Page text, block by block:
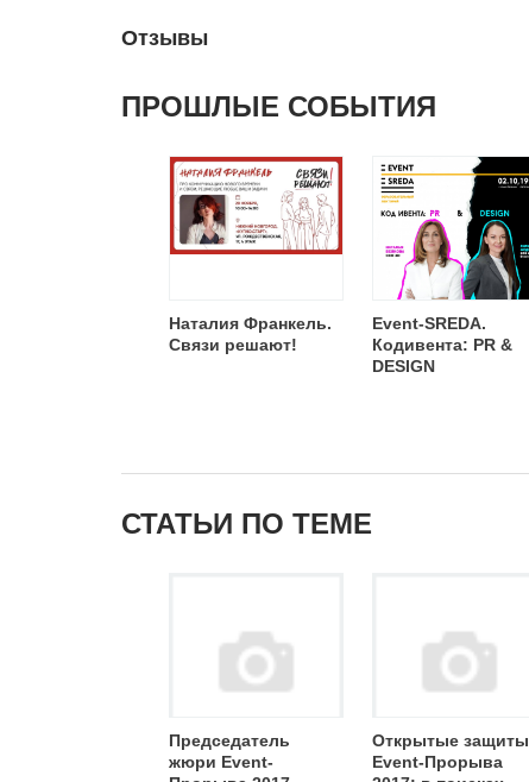
Отзывы
ПРОШЛЫЕ СОБЫТИЯ
Наталия Франкель.
Связи решают!
Event-SREDA.
Кодивента: PR &
DESIGN
СТАТЬИ ПО ТЕМЕ
Председатель
жюри Event-
Открытые защиты
Event-Прорыва